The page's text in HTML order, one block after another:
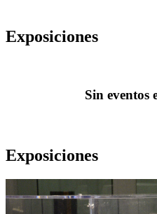
Exposiciones
Sin eventos
Exposiciones